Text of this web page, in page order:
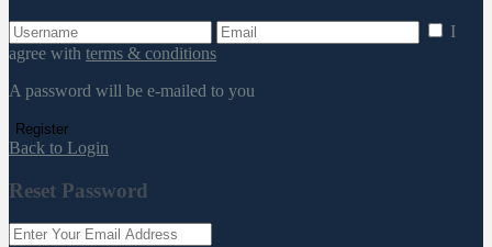
I
agree with terms & conditions
A password will be e-mailed to you
Register
Back to Login
Reset Password